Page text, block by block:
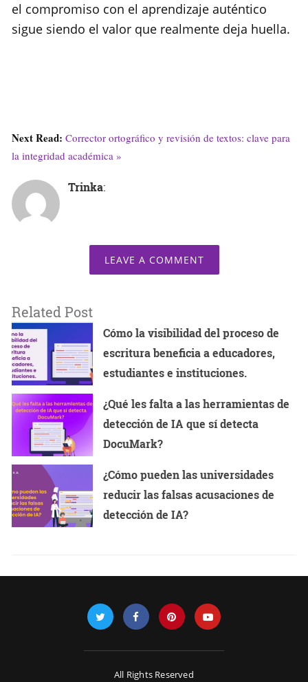
el compromiso con el aprendizaje auténtico
sigue siendo el valor que realmente deja huella.
Next Read: Corrector ortográfico y revisión de textos: clave para
la integridad académica »
Trinka:
LEAVE A COMMENT
Related Post
Cómo la visibilidad del proceso de
escritura beneficia a educadores,
estudiantes e instituciones.
¿Qué les falta a las herramientas de
detección de IA que sí detecta
DocuMark?
¿Cómo pueden las universidades
reducir las falsas acusaciones de
detección de IA?
All Rights Reserved